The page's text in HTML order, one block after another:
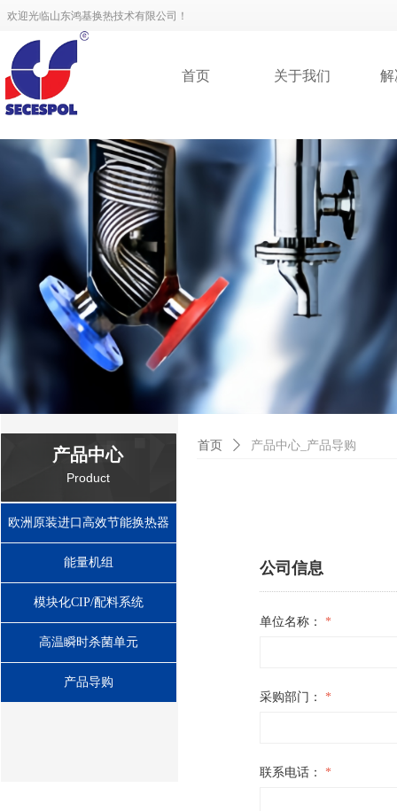
首页 关于我们 解
欢迎光临山东鸿基换热技术有限公司！
首页 ꄲ 产品中心_产品导购
公司信息
单位名称： *
采购部门： *
联系电话： *
高温瞬时杀菌单元
模块化CIP/配料系统
能量机组
欧洲原装进口高效节能换热器
产品中心
Product
产品导购